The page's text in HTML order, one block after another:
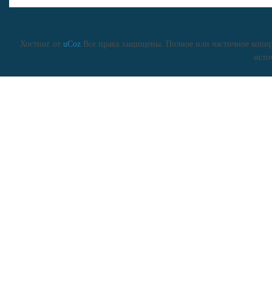
Хостинг от uCozВсе права защищены. Полное или частичное